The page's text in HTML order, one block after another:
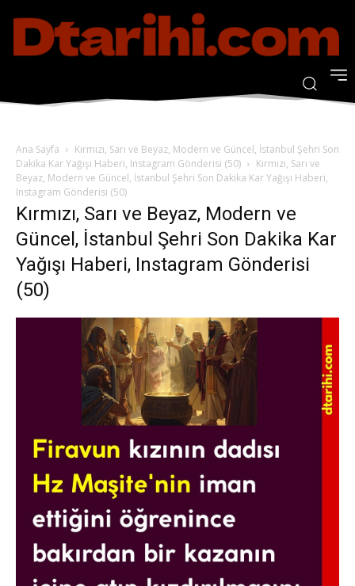
Ana Sayfa
Kırmızı, Sarı ve Beyaz, Modern ve Güncel, İstanbul Şehri Son
Dakika Kar Yağışı Haberi, Instagram Gönderisi (50)
Kırmızı, Sarı ve
Beyaz, Modern ve Güncel, İstanbul Şehri Son Dakika Kar Yağışı Haberi,
Instagram Gönderisi (50)
Kırmızı, Sarı ve Beyaz, Modern ve
Güncel, İstanbul Şehri Son Dakika Kar
Yağışı Haberi, Instagram Gönderisi
(50)